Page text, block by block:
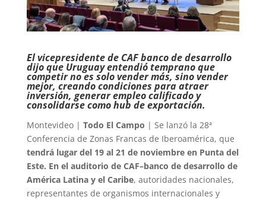
El vicepresidente de CAF banco de desarrollo
dijo que Uruguay entendió temprano que
competir no es solo vender más, sino vender
mejor, creando condiciones para atraer
inversión, generar empleo calificado y
consolidarse como hub de exportación.
Montevideo | Todo El Campo | Se lanzó la 28ª
Conferencia de Zonas Francas de Iberoamérica, que
tendrá lugar del 19 al 21 de noviembre en Punta del
Este. En el auditorio de CAF–banco de desarrollo de
América Latina y el Caribe, autoridades nacionales,
representantes de organismos internacionales y